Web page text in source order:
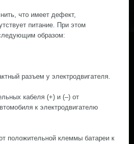
что имеет дефект,
питание. При этом
образом:
разъем у электродвигателя.
кабеля (+) и (–) от
к электродвигателю
положительной клеммы батареи к